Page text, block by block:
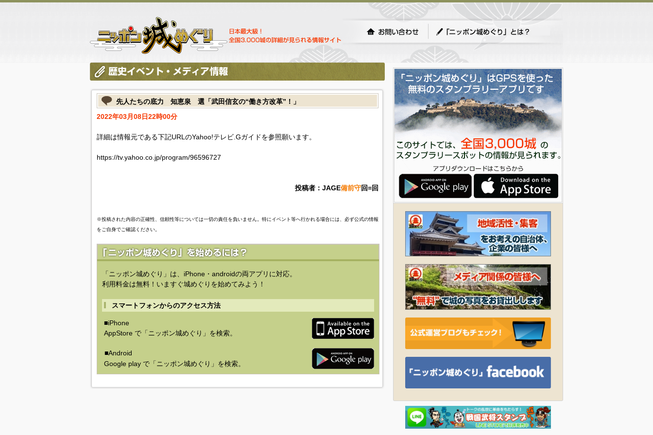
先人たちの底力 知恵泉 選「武田信玄の“働き方改革”！」
2022年03月08日22時00分
詳細は情報元である下記URLのYahoo!テレビ.Gガイドを参照願います。
https://tv.yahoo.co.jp/program/96596727
投稿者：JAGE備前守回=回
※投稿された内容の正確性、信頼性等については一切の責任を負いません。特にイベント等へ行かれる場合には、必ず公式の情報
をご自身でご確認ください。
「ニッポン城めぐり」は、iPhone・androidの両アプリに対応。
利用料金は無料！いますぐ城めぐりを始めてみよう！
スマートフォンからのアクセス方法
■iPhone
AppStore で「ニッポン城めぐり」を検索。
■Android
Google play で「ニッポン城めぐり」を検索。